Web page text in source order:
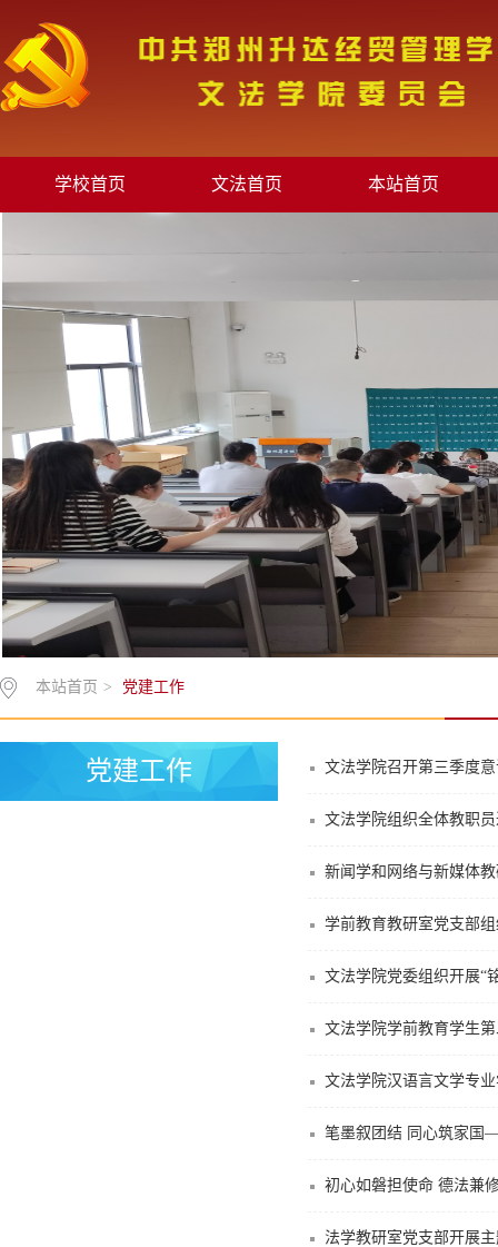
学校首页 文法首页 本站首页
本站首页 > 党建工作
党建工作 文法学院召开第三季度
文法学院组织全体教职
新闻学和网络与新媒体
学前教育教研室党支部
文法学院党委组织开展“
文法学院学前教育学生
文法学院汉语言文学专
笔墨叙团结 同心筑家国
初心如磐担使命 德法兼
法学教研室党支部开展